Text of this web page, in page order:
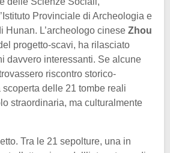
Provinciale di Archeologia e
Hunan. L’archeologo cinese Zhou
progetto-scavi, ha rilasciato
davvero interessanti. Se alcune
riscontro storico-
delle 21 tombe reali
straordinaria, ma culturalmente
Tra le 21 sepolture, una in